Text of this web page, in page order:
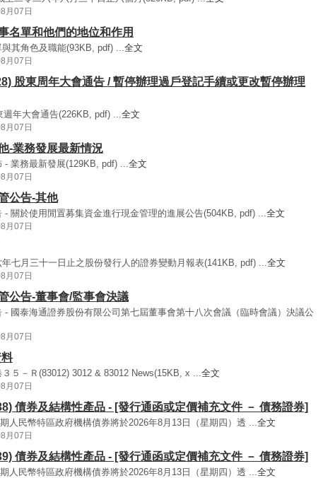
月07日
名單和他們的地位和作用
其角色及職能(93KB, pdf) ...全文
月07日
股東周年大會通告 / 暫停辦理過戶登記手續或更改暫停辦理
週年大會通告(226KB, pdf) ...全文
月07日
-業務發展最新情況
- 業務最新發展(129KB, pdf) ...全文
月07日
公告-其他
- 關於使用閒置募集資金進行現金管理的進展公告(504KB, pdf) ...全文
月07日
七月三十一日止之股份發行人的證券變動月報表(141KB, pdf) ...全文
月07日
公告-董事會/監事會決議
- 國泰海通證券股份有限公司第七屆董事會第十八次會議（臨時會議）決議公
月07日
５－Ｒ(83012) 3012 & 83012 News(15KB, x ...全文
月07日
債券及結構性產品 - [發行通函或定價補充文件 － 債務證券]
人民幣特區政府機構債券將於2026年8月13日（星期四）透 ...全文
月07日
債券及結構性產品 - [發行通函或定價補充文件 － 債務證券]
人民幣特區政府機構債券將於2026年8月13日（星期四）透 ...全文